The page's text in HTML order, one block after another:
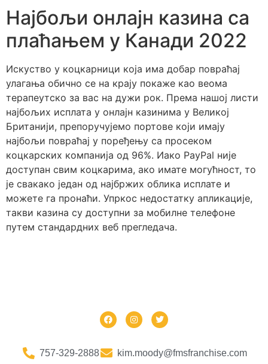
Најбољи онлајн казина са
плаћањем у Канади 2022
Искуство у коцкарници која има добар повраћај
улагања обично се на крају покаже као веома
терапеутско за вас на дужи рок. Према нашој листи
најбољих исплата у онлајн казинима у Великој
Британији, препоручујемо портове који имају
најбољи повраћај у поређењу са просеком
коцкарских компанија од 96%. Иако PayPal није
доступан свим коцкарима, ако имате могућност, то
је свакако један од најбржих облика исплате и
можете га пронаћи. Упркос недостатку апликације,
такви казина су доступни за мобилне телефоне
путем стандардних веб прегледача.
757-329-2888 kim.moody@fmsfranchise.com